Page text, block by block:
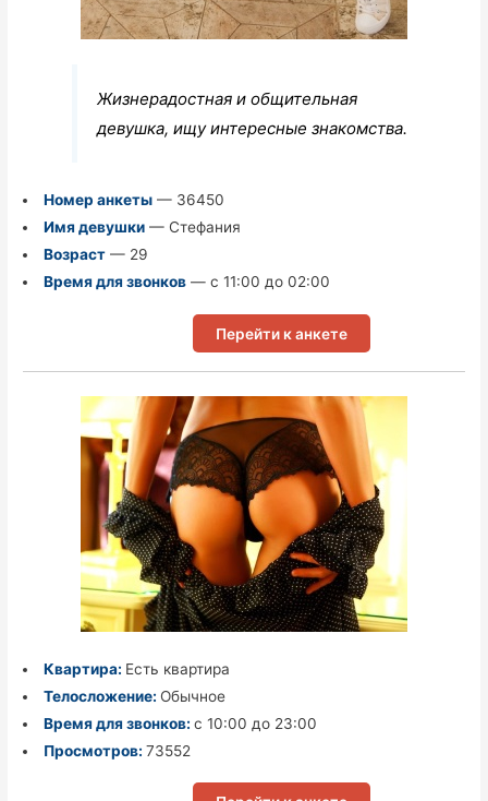
Жизнерадостная и общительная
девушка, ищу интересные знакомства.
Номер анкеты— 36450
Имя девушки— Стефания
Возраст— 29
Время для звонков— с 11:00 до 02:00
Перейти к анкете
Квартира: Есть квартира
Телосложение: Обычное
Время для звонков: с 10:00 до 23:00
Просмотров: 73552